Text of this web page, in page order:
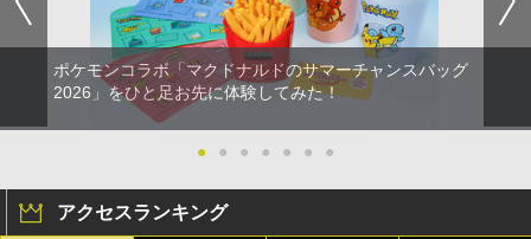
ポケモンコラボ「マクドナルドのサマーチャンスバッグ
2026」をひと足お先に体験してみた！
● ● ● ● ● ● ●
アクセスランキング